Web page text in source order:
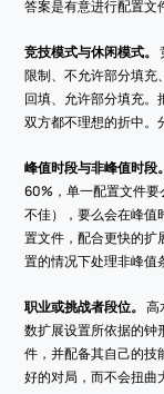
答案是有意进行配置文
竞技模式与休闲模式。
限制、不允许部分填充
回填、允许部分填充
双方都不理想的折中。
峰值时段与非峰值时段。
60%，单一配置文件要
不佳），要么会在峰值
置文件，配合更快的扩
置的情况下处理非峰值
职业或挑战者段位。 高
数扩展设置所依据的钟
件，并配备其自己的技
好的对局，而不会扭曲